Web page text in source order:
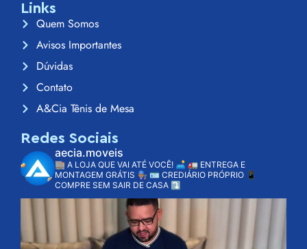
Links
Quem Somos
Avisos Importantes
Dúvidas
Contato
A&Cia Tênis de Mesa
Redes Sociais
aecia.moveis
🏬 A LOJA QUE VAI ATÉ VOCÊ! 🛋️ 🚛 ENTREGA E
MONTAGEM GRÁTIS 👨🏽‍🔧 🪪 CREDIÁRIO PRÓPRIO 📱
COMPRE SEM SAIR DE CASA ⤵️